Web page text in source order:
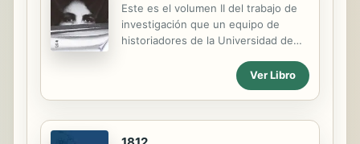
Este es el volumen II del trabajo de
investigación que un equipo de
historiadores de la Universidad de
tortura Villa Grimaldi. En este, el foco
de estudio no estuvo centrado en el
modus operandi de ese centro
represivo, sino en la vida, rebelión,
tortura y exilio de los que, habiendo
Ver Libro